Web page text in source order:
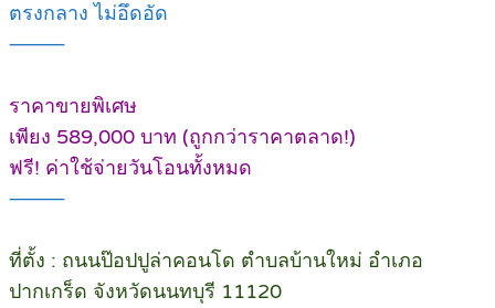
ตรงกลาง ไม่อึดอัด
⸻
ราคาขายพิเศษ
เพียง 589,000 บาท (ถูกกว่าราคาตลาด!)
ฟรี! ค่าใช้จ่ายวันโอนทั้งหมด
⸻
ที่ตั้ง : ถนนป๊อปปูล่าคอนโด ตำบลบ้านใหม่ อำเภอ
ปากเกร็ด จังหวัดนนทบุรี 11120